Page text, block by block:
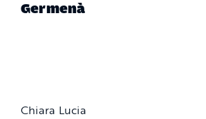
Germenà
Chiara Lucia